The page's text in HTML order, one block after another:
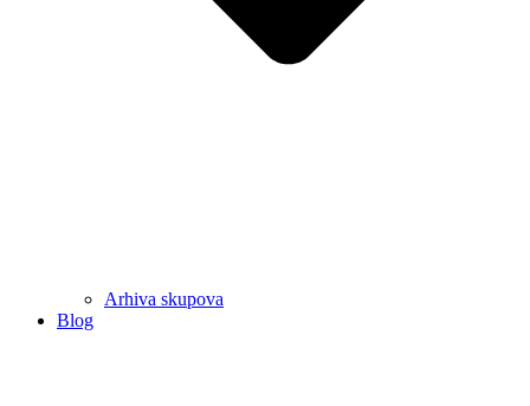
Arhiva skupova
Blog